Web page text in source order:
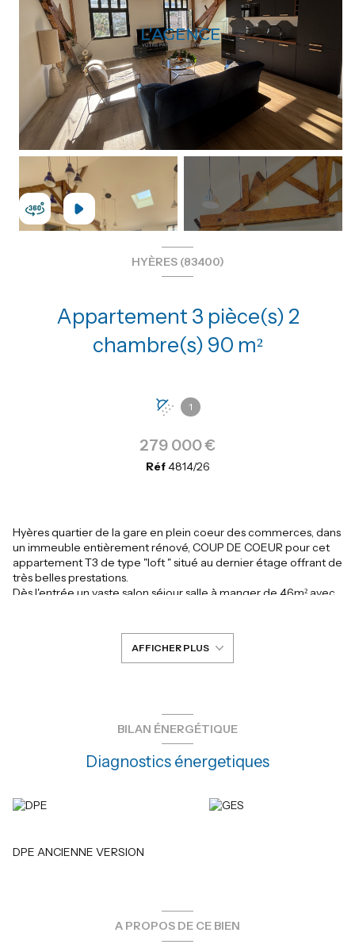
HYÈRES (83400)
Appartement 3 pièce(s) 2
chambre(s) 90 m²
1
279 000 €
Réf4814/26
Hyères quartier de la gare en plein coeur des commerces, dans
un immeuble entièrement rénové, COUP DE COEUR pour cet
appartement T3 de type "loft " situé au dernier étage offrant de
très belles prestations.
Dès l'entrée un vaste salon séjour salle à manger de 46m² avec
Belles chambres avec Vélux électrique, salle d'eau et WC
Cet appartement qui est seul sur le palier saura vous séduire par
l'appartement. En plein coeur des commerces et de la gare
vous n'aurez plus qu'à poser vos valises.
Les informations sur les risques auxquels ce bien est exposé sont
disponibles sur le site Géorisques :www.georisques.gouv.fr
AFFICHER PLUS
BILAN ÉNERGÉTIQUE
Diagnostics énergetiques
DPE ANCIENNE VERSION
A PROPOS DE CE BIEN